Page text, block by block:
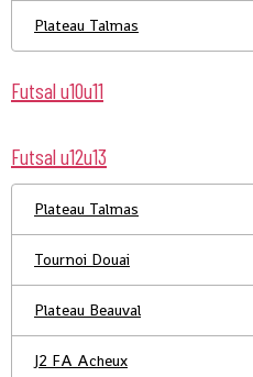
Plateau Talmas
Futsal u10u11
Futsal u12u13
Plateau Talmas
Tournoi Douai
Plateau Beauval
J2 FA Acheux